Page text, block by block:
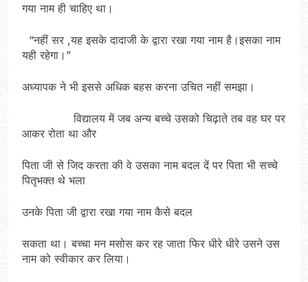
गया नाम ही चाहिए था।
“नहीं सर ,यह इसके दादाजी के द्वारा रखा गया नाम है।इसका नाम
यही रहेगा।”
अध्यापक ने भी इससे अधिक बहस करना उचित नहीं समझा।
विद्यालय में जब अन्य बच्चे उसको चिढ़ाते तब वह घर पर
आकर रोता था और
पिता जी से जिद करता की वे उसका नाम बदल दें पर पिता भी सच्चे
पितृभक्त थे भला
उनके पिता जी द्वारा रखा गया नाम कैसे बदल
सकता था। बच्चा मन मसोस कर रह जाता फिर धीरे धीरे उसने उस
नाम को स्वीकार कर लिया।